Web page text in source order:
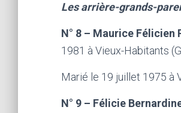
Les arrière-grands-
N° 8 – Maurice Félicien
1981 à Vieux-Habitants
Marié le 19 juillet 1975 à
N° 9 – Félicie